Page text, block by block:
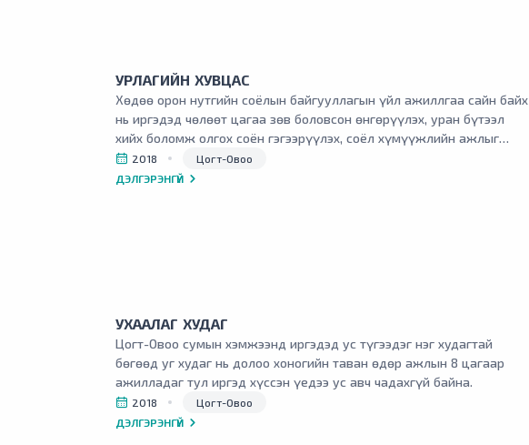
УРЛАГИЙН ХУВЦАС
Хөдөө орон нутгийн соёлын байгууллагын үйл ажиллгаа сайн байх
нь иргэдэд чөлөөт цагаа зөв боловсон өнгөрүүлэх, уран бүтээл
хийх боломж олгох соён гэгээрүүлэх, соёл хүмүүжлийн ажлыг
шинэлэг арга барилаар зохион байгуулж иргэдийг өргөнөөр
хамруулах, тэдний сум орон нутагт ажиллах идэвх сонирхлыг
2018
Цогт-Овоо
ДЭЛГЭРЭНГҮЙ
УХААЛАГ ХУДАГ
Цогт-Овоо сумын хэмжээнд иргэдэд ус түгээдэг нэг худагтай
бөгөөд уг худаг нь долоо хоногийн таван өдөр ажлын 8 цагаар
ажилладаг тул иргэд хүссэн үедээ ус авч чадахгүй байна.
2018
Цогт-Овоо
ДЭЛГЭРЭНГҮЙ